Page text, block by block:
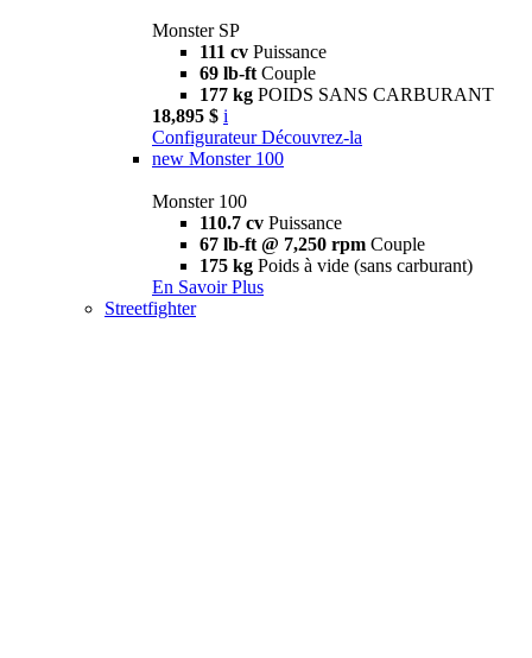
Monster SP
111 cv Puissance
69 lb-ft Couple
177 kg POIDS SANS CARBURANT
18,895 $ i
Configurateur Découvrez-la
new Monster 100
Monster 100
110.7 cv Puissance
67 lb-ft @ 7,250 rpm Couple
175 kg Poids à vide (sans carburant)
En Savoir Plus
Streetfighter